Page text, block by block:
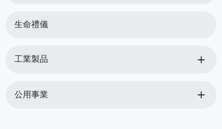
生命禮儀
工業製品 add
公用事業 add